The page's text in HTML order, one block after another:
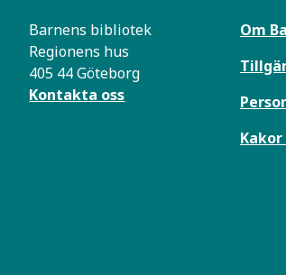
Barnens bibliotek
Regionens hus
405 44 Göteborg
Kontakta oss
Om